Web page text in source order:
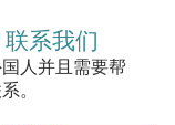
系我们
人并且需要帮
。